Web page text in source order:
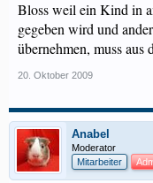
Bloss weil ein Kind in
gegeben wird und
übernehmen, muss
20. Oktober 2009
Anabel
Moderator
Mitarbeiter